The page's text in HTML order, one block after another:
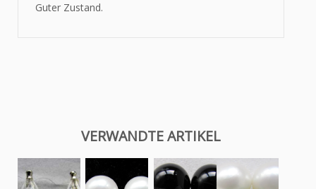
Guter Zustand.
VERWANDTE ARTIKEL